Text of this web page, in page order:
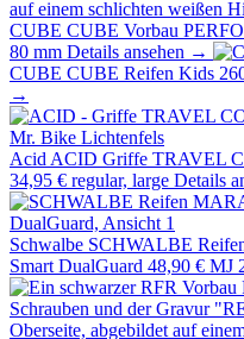
CUBE CUBE Vorbau
80 mm Details ansehen →
CUBE CUBE Reifen Kids
→
Acid ACID Griffe TRAVEL
34,95 € regular, large Details
Schwalbe SCHWALBE
Smart DualGuard 48,90 € MJ